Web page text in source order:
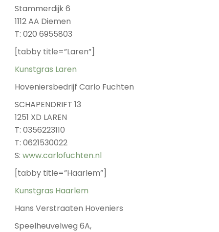
Stammerdijk 6
1112 AA Diemen
T: 020 6955803
[tabby title=”Laren”]
Kunstgras Laren
Hoveniersbedrijf Carlo Fuchten
SCHAPENDRIFT 13
1251 XD LAREN
T: 0356223110
T: 0621530022
S: www.carlofuchten.nl
[tabby title=”Haarlem”]
Kunstgras Haarlem
Hans Verstraaten Hoveniers
Speelheuvelweg 6A,